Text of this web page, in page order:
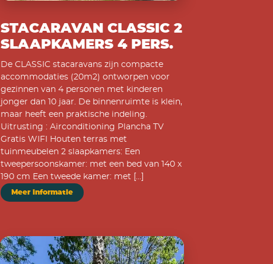
STACARAVAN CLASSIC 2
SLAAPKAMERS 4 PERS.
De CLASSIC stacaravans zijn compacte
accommodaties (20m2) ontworpen voor
gezinnen van 4 personen met kinderen
jonger dan 10 jaar. De binnenruimte is klein,
maar heeft een praktische indeling.
Uitrusting : Airconditioning Plancha TV
Gratis WIFI Houten terras met
tuinmeubelen 2 slaapkamers: Een
tweepersoonskamer: met een bed van 140 x
190 cm Een tweede kamer: met […]
Meer informatie